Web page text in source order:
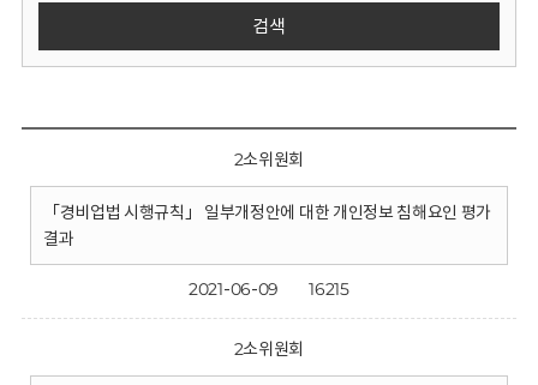
검색
2소위원회
「경비업법 시행규칙」 일부개정안에 대한 개인정보 침해요인 평가
결과
2021-06-09 16215
2소위원회